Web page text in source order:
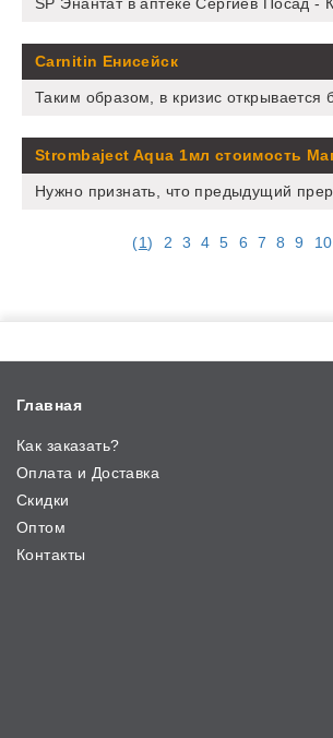
Carnitin Енисейск
Таким образом, в кризис открывается
Strombaject Aqua 1мл стоимость
Нужно признать, что предыдущий
(1) 2 3 4 5 6 7 8 9 10
Главная
Как заказать?
Оплата и Доставка
Скидки
Оптом
Контакты